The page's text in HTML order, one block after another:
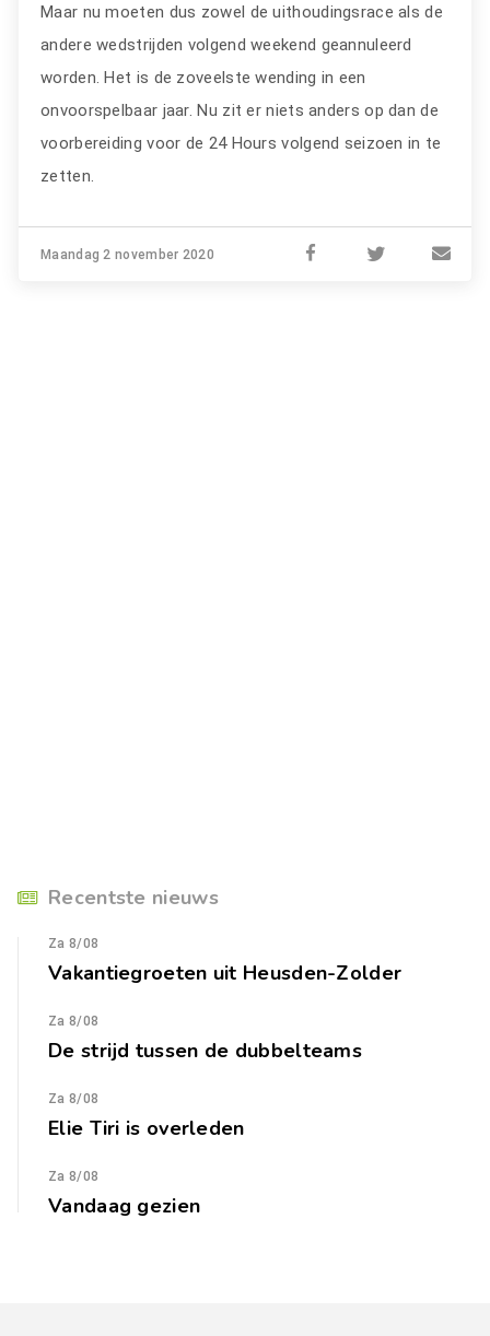
Maar nu moeten dus zowel de uithoudingsrace als de
andere wedstrijden volgend weekend geannuleerd
worden. Het is de zoveelste wending in een
onvoorspelbaar jaar. Nu zit er niets anders op dan de
voorbereiding voor de 24 Hours volgend seizoen in te
zetten.
Maandag 2 november 2020
Recentste nieuws
Za 8/08
Vakantiegroeten uit Heusden-Zolder
Za 8/08
De strijd tussen de dubbelteams
Za 8/08
Elie Tiri is overleden
Za 8/08
Vandaag gezien